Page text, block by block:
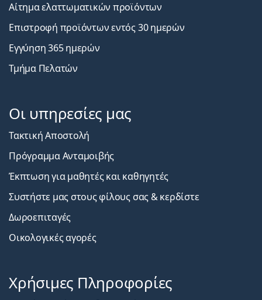
Αίτημα ελαττωματικών προϊόντων
Επιστροφή προϊόντων εντός 30 ημερών
Εγγύηση 365 ημερών
Τμήμα Πελατών
Οι υπηρεσίες μας
Τακτική Αποστολή
Πρόγραμμα Ανταμοιβής
Έκπτωση για μαθητές και καθηγητές
Συστήστε μας στους φίλους σας & κερδίστε
Δωροεπιταγές
Οικολογικές αγορές
Χρήσιμες Πληροφορίες